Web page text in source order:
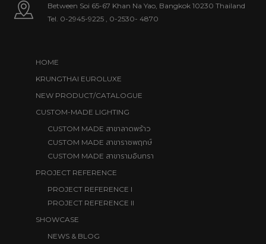
Between Soi 65-67 Khan Na Yao, Bangkok 10230 Thailand
Tel. 0-2945-9225 0-2530- 4870
HOME
KRUNGTHAI EUROLUXE
NEW PRODUCT/CATALOGUE
CUSTOM-MADE LIGHTING
CUSTOM MADE สาขาลาดพร้าว
CUSTOM MADE สาขาราชพฤกษ์
CUSTOM MADE สาขารามอินทรา
PROJECT REFERENCE
PROJECT REFERENCE I
PROJECT REFERENCE II
SHOWCASE
NEWS & BLOG